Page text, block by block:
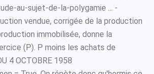
au-sujet-de-la-polygamie ... -
vendue, corrigée de la production
immobilisée, donne la
(P). P moins les achats de
4 OCTOBRE 1958